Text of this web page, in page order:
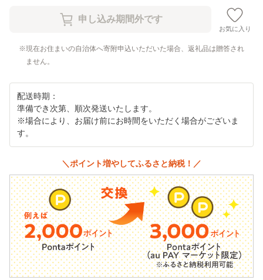
お気に入り
現在お住まいの自治体へ寄附申込いただいた場合、返礼品は贈答され
ません。
配送時期：
準備でき次第、順次発送いたします。
※場合により、お届け前にお時間をいただく場合がございま
す。
＼ポイント増やしてふるさと納税！／